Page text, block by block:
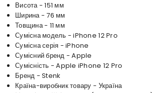
Висота - 151 мм
Ширина - 76 мм
Товщина - 11 мм
Сумісна модель - iPhone 12 Pro
Сумісна серія - iPhone
Сумісний бренд - Apple
Сумісність - Apple iPhone 12 Pro
Бренд - Stenk
Країна-виробник товару - Україна